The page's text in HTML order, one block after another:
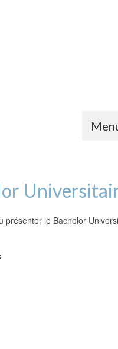
présenter le Bachelor